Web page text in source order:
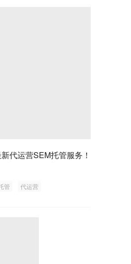
代运营SEM托管服务！
管 代运营